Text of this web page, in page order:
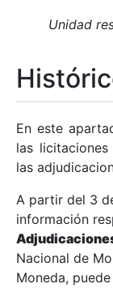
Mostrar/
Mostrar/Ocultar
Mostrar/
Unidad
En este
las
las
A partir del 3
información
Nacional de
Moneda,